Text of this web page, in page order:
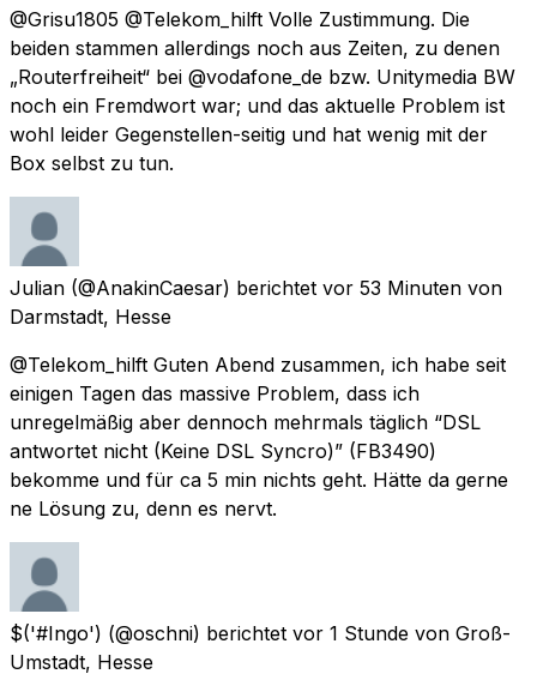
@Grisu1805 @Telekom_hilft Volle Zustimmung. Die
beiden stammen allerdings noch aus Zeiten, zu denen
„Routerfreiheit“ bei @vodafone_de bzw. Unitymedia BW
noch ein Fremdwort war; und das aktuelle Problem ist
wohl leider Gegenstellen-seitig und hat wenig mit der
Box selbst zu tun.
Julian (@AnakinCaesar) berichtet vor 53 Minuten von
Darmstadt, Hesse
@Telekom_hilft Guten Abend zusammen, ich habe seit
einigen Tagen das massive Problem, dass ich
unregelmäßig aber dennoch mehrmals täglich “DSL
antwortet nicht (Keine DSL Syncro)” (FB3490)
bekomme und für ca 5 min nichts geht. Hätte da gerne
ne Lösung zu, denn es nervt.
$('#Ingo') (@oschni) berichtet vor 1 Stunde von Groß-
Umstadt, Hesse